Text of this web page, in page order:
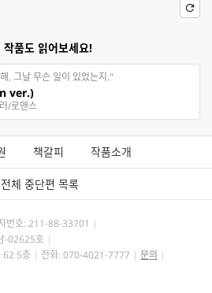
품도 읽어보세요!
, 그날 무슨 일이 있었는지."
ver.)
/로맨스
책갈피 작품소개
체 중단편 목록
번호: 211-88-33701
-02625호
62 5층
전화: 070-4021-7777
문의